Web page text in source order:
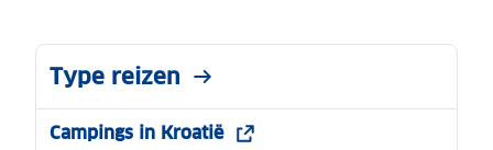
Type reizen
Campings in Kroatië